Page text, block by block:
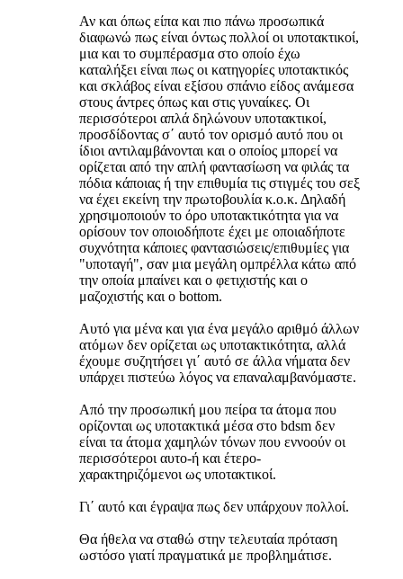
Αν και όπως είπα και πιο πάνω προσωπικά
διαφωνώ πως είναι όντως πολλοί οι υποτακτικοί,
μια και το συμπέρασμα στο οποίο έχω
καταλήξει είναι πως οι κατηγορίες υποτακτικός
και σκλάβος είναι εξίσου σπάνιο είδος ανάμεσα
στους άντρες όπως και στις γυναίκες. Οι
περισσότεροι απλά δηλώνουν υποτακτικοί,
προσδίδοντας σ΄ αυτό τον ορισμό αυτό που οι
ίδιοι αντιλαμβάνονται και ο οποίος μπορεί να
ορίζεται από την απλή φαντασίωση να φιλάς τα
πόδια κάποιας ή την επιθυμία τις στιγμές του σεξ
να έχει εκείνη την πρωτοβουλία κ.ο.κ. Δηλαδή
χρησιμοποιούν το όρο υποτακτικότητα για να
ορίσουν τον οποιοδήποτε έχει με οποιαδήποτε
συχνότητα κάποιες φαντασιώσεις/επιθυμίες για
"υποταγή", σαν μια μεγάλη ομπρέλλα κάτω από
την οποία μπαίνει και ο φετιχιστής και ο
μαζοχιστής και ο bottom.
Αυτό για μένα και για ένα μεγάλο αριθμό άλλων
ατόμων δεν ορίζεται ως υποτακτικότητα, αλλά
έχουμε συζητήσει γι΄ αυτό σε άλλα νήματα δεν
υπάρχει πιστεύω λόγος να επαναλαμβανόμαστε.
Από την προσωπική μου πείρα τα άτομα που
ορίζονται ως υποτακτικά μέσα στο bdsm δεν
είναι τα άτομα χαμηλών τόνων που εννοούν οι
περισσότεροι αυτο-ή και έτερο-
χαρακτηριζόμενοι ως υποτακτικοί.
Γι΄ αυτό και έγραψα πως δεν υπάρχουν πολλοί.
Θα ήθελα να σταθώ στην τελευταία πρόταση
ωστόσο γιατί πραγματικά με προβλημάτισε.